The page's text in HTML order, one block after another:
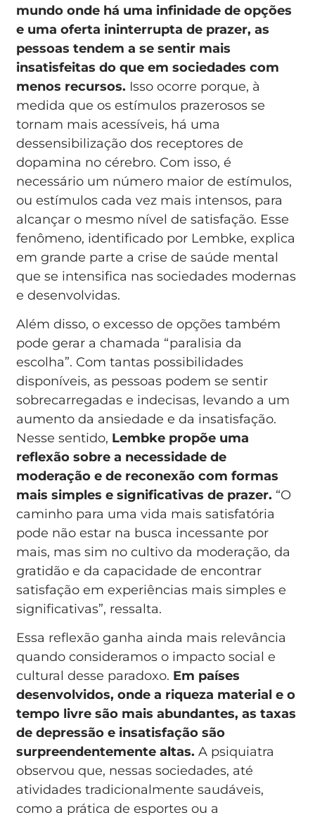
mundo onde há uma infinidade de opções
e uma oferta ininterrupta de prazer, as
pessoas tendem a se sentir mais
insatisfeitas do que em sociedades com
menos recursos. Isso ocorre porque, à
medida que os estímulos prazerosos se
tornam mais acessíveis, há uma
dessensibilização dos receptores de
dopamina no cérebro. Com isso, é
necessário um número maior de estímulos,
ou estímulos cada vez mais intensos, para
alcançar o mesmo nível de satisfação. Esse
fenômeno, identificado por Lembke, explica
em grande parte a crise de saúde mental
que se intensifica nas sociedades modernas
e desenvolvidas.
Além disso, o excesso de opções também
pode gerar a chamada “paralisia da
escolha”. Com tantas possibilidades
disponíveis, as pessoas podem se sentir
sobrecarregadas e indecisas, levando a um
aumento da ansiedade e da insatisfação.
Nesse sentido, Lembke propõe uma
reflexão sobre a necessidade de
moderação e de reconexão com formas
mais simples e significativas de prazer. “O
caminho para uma vida mais satisfatória
pode não estar na busca incessante por
mais, mas sim no cultivo da moderação, da
gratidão e da capacidade de encontrar
satisfação em experiências mais simples e
significativas”, ressalta.
Essa reflexão ganha ainda mais relevância
quando consideramos o impacto social e
cultural desse paradoxo. Em países
desenvolvidos, onde a riqueza material e o
tempo livre são mais abundantes, as taxas
de depressão e insatisfação são
surpreendentemente altas.A psiquiatra
observou que, nessas sociedades, até
atividades tradicionalmente saudáveis,
como a prática de esportes ou a